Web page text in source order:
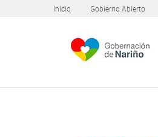
Inicio Gobierno Abierto